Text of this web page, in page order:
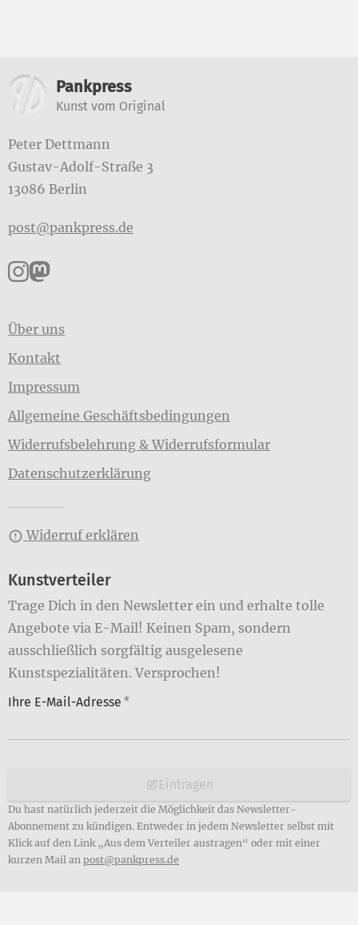
Weitere Informationen
Pankpress
Kunst vom Original
Peter Dettmann
Gustav-Adolf-Straße 3
13086 Berlin
post@pankpress.de
Pankpress auf Instagram
Pankpress auf Mastodon
Über uns
Kontakt
Impressum
Allgemeine Geschäftsbedingungen
Widerrufsbelehrung & Widerrufsformular
Datenschutzerklärung
Widerruf erklären
Kunstverteiler
Trage Dich in den Newsletter ein und erhalte tolle
Angebote via E-Mail! Keinen Spam, sondern
ausschließlich sorgfältig ausgelesene
Kunstspezialitäten. Versprochen!
Ihre E-Mail-Adresse *
Eintragen
Du hast natürlich jederzeit die Möglichkeit das Newsletter-
Abonnement zu kündigen. Entweder in jedem Newsletter selbst mit
Klick auf den Link „Aus dem Verteiler austragen“ oder mit einer
kurzen Mail an post@pankpress.de